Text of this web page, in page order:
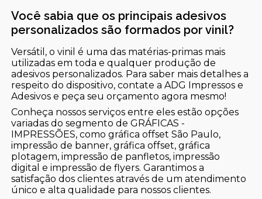
Você sabia que os principais adesivos
personalizados são formados por vinil?
Versátil, o vinil é uma das matérias-primas mais
utilizadas em toda e qualquer produção de
adesivos personalizados. Para saber mais detalhes a
respeito do dispositivo, contate a ADG Impressos e
Adesivos e peça seu orçamento agora mesmo!
Conheça nossos serviços entre eles estão opções
variadas do segmento de GRÁFICAS -
IMPRESSÕES, como gráfica offset São Paulo,
impressão de banner, gráfica offset, gráfica
plotagem, impressão de panfletos, impressão
digital e impressão de flyers. Garantimos a
satisfação dos clientes através de um atendimento
único e alta qualidade para nossos clientes.